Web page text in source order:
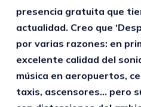
presencia gratuita que
actualidad. Creo que
por varias razones: en
excelente calidad del
música en aeropuertos,
taxis, ascensores… pero